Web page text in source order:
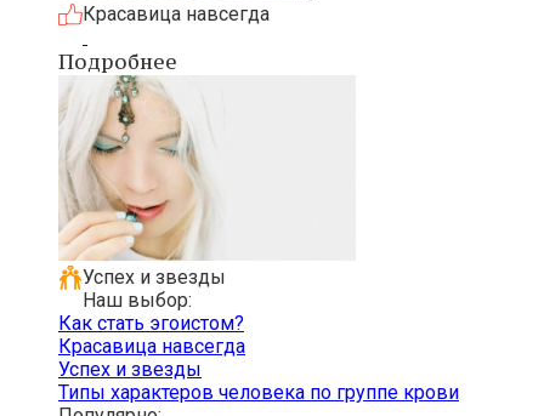
Красавица навсегда
Подробнее
Успех и звезды
Наш выбор:
Как стать эгоистом?
Красавица навсегда
Успех и звезды
Типы характеров человека по группе крови